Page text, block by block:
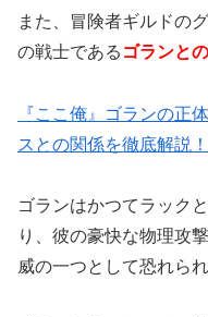
また、冒険者ギルドの
の戦士である ゴランと
『ここ俺』ゴランの正
スとの関係を徹底解説！
ゴランはかつてラック
り、彼の豪快な物理攻
威の一つとして恐れら